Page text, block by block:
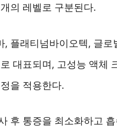
의 레벨로 구분된다.
플래티넘바이오텍, 글
대표되며, 고성능 액체
을 적용한다.
후 통증을 최소화하고